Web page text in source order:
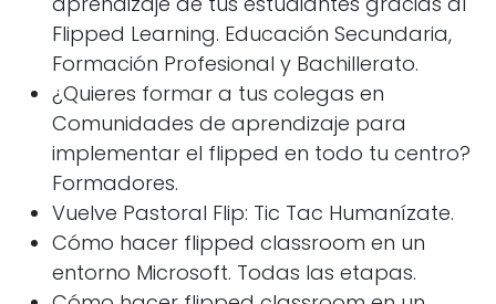
Flipped Learning. Educación Secundaria,
Formación Profesional y Bachillerato.
¿Quieres formar a tus colegas en
Comunidades de aprendizaje para
implementar el flipped en todo tu centro?
Formadores.
Vuelve Pastoral Flip: Tic Tac Humanízate.
Cómo hacer flipped classroom en un
entorno Microsoft. Todas las etapas.